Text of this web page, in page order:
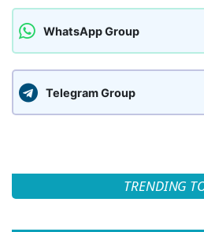
WhatsApp Group
Telegram Group
TRENDING